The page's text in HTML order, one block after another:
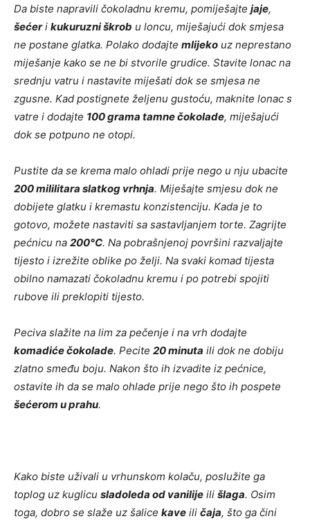
Da biste napravili čokoladnu kremu, pomiješajte jaje,
šećeri kukuruzni škrob u loncu, miješajući dok smjesa
ne postane glatka. Polako dodajte mlijeko uz neprestano
miješanje kako se ne bi stvorile grudice. Stavite lonac na
srednju vatru i nastavite miješati dok se smjesa ne
zgusne. Kad postignete željenu gustoću, maknite lonac s
vatre i dodajte 100 grama tamne čokolade, miješajući
dok se potpuno ne otopi.
Pustite da se krema malo ohladi prije nego u nju ubacite
200 mililitara slatkog vrhnja. Miješajte smjesu dok ne
dobijete glatku i kremastu konzistenciju. Kada je to
gotovo, možete nastaviti sa sastavljanjem torte. Zagrijte
pećnicu na 200°C. Na pobrašnjenoj površini razvaljajte
tijesto i izrežite oblike po želji. Na svaki komad tijesta
obilno namazati čokoladnu kremu i po potrebi spojiti
rubove ili preklopiti tijesto.
Peciva slažite na lim za pečenje i na vrh dodajte
komadiće čokolade. Pecite 20 minuta ili dok ne dobiju
zlatno smeđu boju. Nakon što ih izvadite iz pećnice,
ostavite ih da se malo ohlade prije nego što ih pospete
šećerom u prahu.
Kako biste uživali u vrhunskom kolaču, poslužite ga
toplog uz kuglicu sladoleda od vanilije ili šlaga. Osim
toga, dobro se slaže uz šalice kave ili čaja, što ga čini